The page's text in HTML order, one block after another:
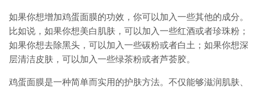
如果你想增加鸡蛋面膜的功效，你可以加入一些其他的成分。
比如说，如果你想美白肌肤，可以加入一些红酒或者珍珠粉；
如果你想去除黑头，可以加入一些碳粉或者白土；如果你想深
层清洁皮肤，可以加入一些绿茶粉或者芦荟胶。
鸡蛋面膜是一种简单而实用的护肤方法。不仅能够滋润肌肤、